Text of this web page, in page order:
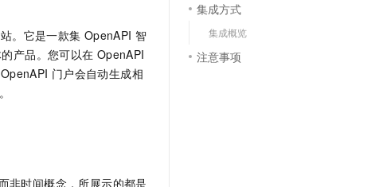
。它是一款集 OpenAPI 智
产品。您可以在 OpenAPI
门户会自动生成相
。
非时间概念，所展示的都是
集成方式
集成概览
注意事项
T2V
的智能体编程平台
边界网络安全防护产品
剧创作，剧本、分镜、视频高效生成
一键激活高效办公新体验
覆盖90%+业务场景，专享组合折扣价
伙伴
伴
我要投诉